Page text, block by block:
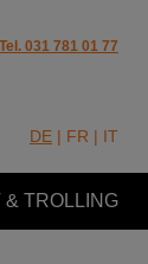
Tel. 031 781 01 77
DE FR IT
& TROLLING